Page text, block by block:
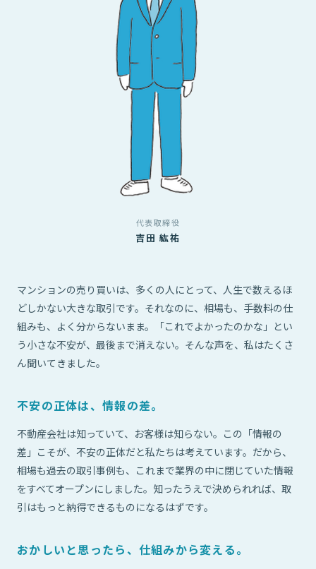
マンションの売り買いは、多くの人にとって、人生で数えるほ
どしかない大きな取引です。それなのに、相場も、手数料の仕
組みも、よく分からないまま。「これでよかったのかな」とい
う小さな不安が、最後まで消えない。そんな声を、私はたくさ
ん聞いてきました。
不安の正体は、情報の差。
不動産会社は知っていて、お客様は知らない。この「情報の
差」こそが、不安の正体だと私たちは考えています。だから、
相場も過去の取引事例も、これまで業界の中に閉じていた情報
をすべてオープンにしました。知ったうえで決められれば、取
引はもっと納得できるものになるはずです。
おかしいと思ったら、仕組みから変える。
代表取締役
吉田 紘祐